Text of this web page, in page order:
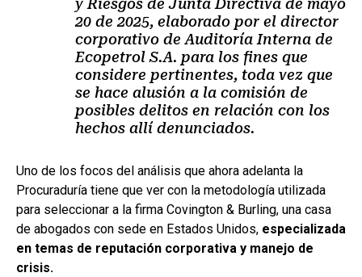
y Riesgos de Junta Directiva de mayo
20 de 2025, elaborado por el director
corporativo de Auditoría Interna de
Ecopetrol S.A. para los fines que
considere pertinentes, toda vez que
se hace alusión a la comisión de
posibles delitos en relación con los
hechos allí denunciados.
Uno de los focos del análisis que ahora adelanta la
Procuraduría tiene que ver con la metodología utilizada
para seleccionar a la firma Covington & Burling, una casa
de abogados con sede en Estados Unidos, especializada
en temas de reputación corporativa y manejo de
crisis.